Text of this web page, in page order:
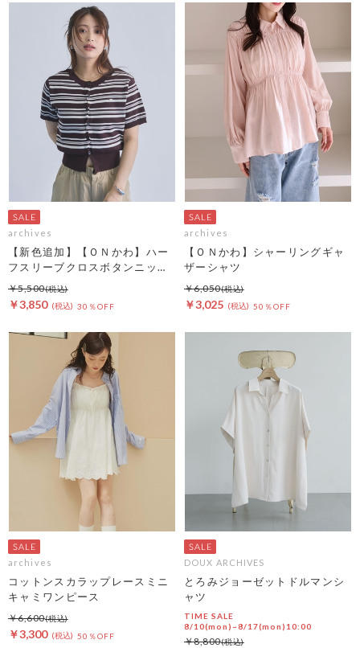
archives
【新色追加】【ＯＮかわ】ハー
フスリーブクロスボタンニット
カーディガン
￥3,850 30％OFF
￥5,500
archives
【ＯＮかわ】シャーリングギャ
ザーシャツ
￥3,025 50％OFF
￥6,050
archives
コットンスカラップレースミニ
キャミワンピース
￥3,300 50％OFF
￥6,600
DOUX ARCHIVES
とろみジョーゼットドルマンシ
ャツ
TIME SALE
8/10(mon)~8/17(mon)10:00
￥8,800